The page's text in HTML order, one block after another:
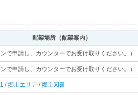
配架場所（配架案内）
で申請し、カウンターでお受け取りください。）
で申請し、カウンターでお受け取りください。）
/ 郷土エリア / 郷土図書